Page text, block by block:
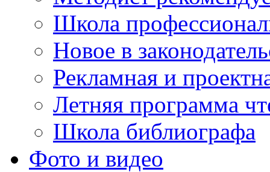
Школа
Новое в
Рекламная и
Летняя программа
Школа библиографа
Фото и видео